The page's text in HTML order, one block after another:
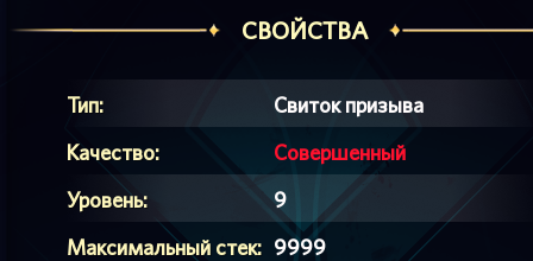
СВОЙСТВА
Тип:
Свиток призыва
Качество:
Совершенный
Уровень:
9
Максимальный стек: 9999